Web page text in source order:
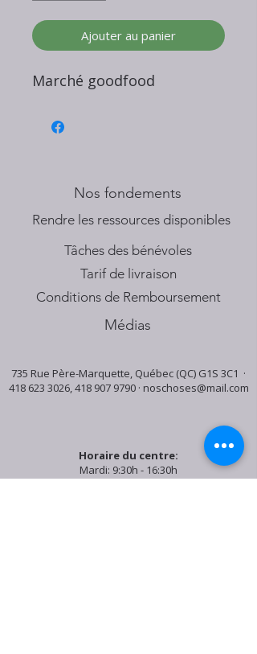
Ajouter au panier
Marché goodfood
Nos fondements
​Rendre les ressources disponibles
Tâches des bénévoles
Tarif de livraison
Conditions de Remboursement
Médias
735 Rue Père-Marquette, Québec (QC) G1S 3C1 ·
418 623 3026,418 907 9790· noschoses@mail.com
Horaire du centre:
Mardi: 9:30h - 16:30h